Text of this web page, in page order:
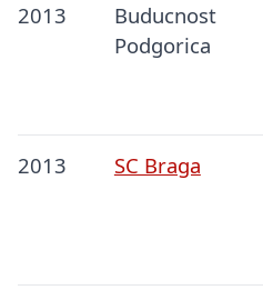
2013
Buducnost
Podgorica
2013 SC Braga